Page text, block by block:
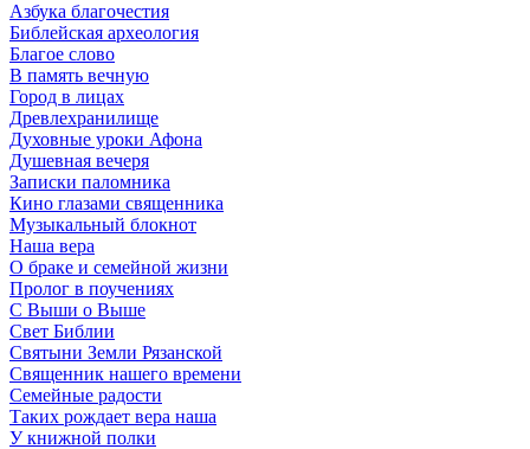
Азбука благочестия
Библейская археология
Благое слово
В память вечную
Город в лицах
Древлехранилище
Духовные уроки Афона
Душевная вечеря
Записки паломника
Кино глазами священника
Музыкальный блокнот
Наша вера
О браке и семейной жизни
Пролог в поучениях
С Выши о Выше
Свет Библии
Святыни Земли Рязанской
Священник нашего времени
Семейные радости
Таких рождает вера наша
У книжной полки